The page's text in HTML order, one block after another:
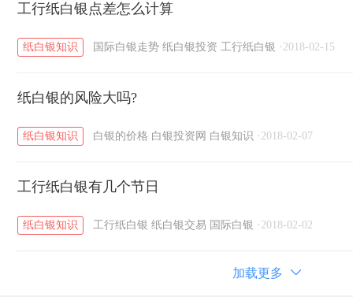
工行纸白银点差怎么计算
纸白银知识 国际白银走势 纸白银投资 工行纸白银 · 2018-02-15
纸白银的风险大吗?
纸白银知识 白银的价格 白银投资网 白银知识 · 2018-02-07
工行纸白银有几个节日
纸白银知识 工行纸白银 纸白银交易 国际白银 · 2018-02-02
加载更多